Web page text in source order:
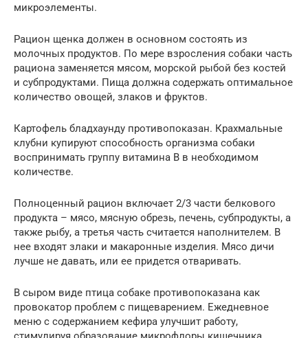
микроэлементы.
Рацион щенка должен в основном состоять из
молочных продуктов. По мере взросления собаки часть
рациона заменяется мясом, морской рыбой без костей
и субпродуктами. Пища должна содержать оптимальное
количество овощей, злаков и фруктов.
Картофель бладхаунду противопоказан. Крахмальные
клубни купируют способность организма собаки
воспринимать группу витамина В в необходимом
количестве.
Полноценный рацион включает 2/3 части белкового
продукта – мясо, мясную обрезь, печень, субпродукты, а
также рыбу, а третья часть считается наполнителем. В
нее входят злаки и макаронные изделия. Мясо дичи
лучше не давать, или ее придется отваривать.
В сыром виде птица собаке противопоказана как
провокатор проблем с пищеварением. Ежедневное
меню с содержанием кефира улучшит работу,